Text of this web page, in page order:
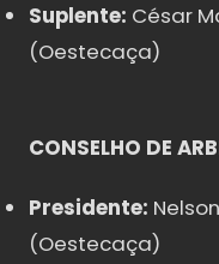
Suplente: César
(Oestecaça)
CONSELHO DE
Presidente:
(Oestecaça)